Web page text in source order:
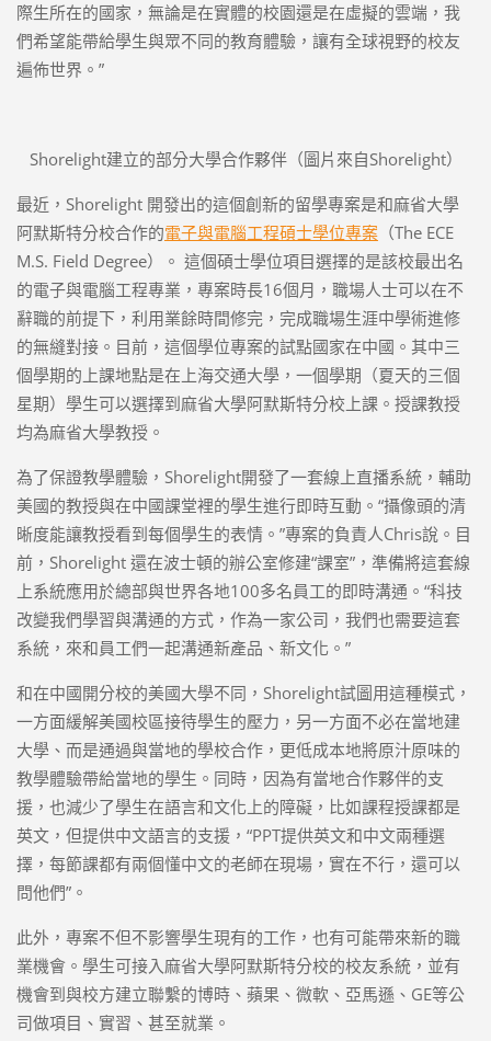
際生所在的國家，無論是在實體的校園還是在虛擬的雲端，我
們希望能帶給學生與眾不同的教育體驗，讓有全球視野的校友
遍佈世界。”
Shorelight建立的部分大學合作夥伴（圖片來自Shorelight）
最近，Shorelight 開發出的這個創新的留學專案是和麻省大學
阿默斯特分校合作的電子與電腦工程碩士學位專案（The ECE
M.S. Field Degree）。 這個碩士學位項目選擇的是該校最出名
的電子與電腦工程專業，專案時長16個月，職場人士可以在不
辭職的前提下，利用業餘時間修完，完成職場生涯中學術進修
的無縫對接。目前，這個學位專案的試點國家在中國。其中三
個學期的上課地點是在上海交通大學，一個學期（夏天的三個
星期）學生可以選擇到麻省大學阿默斯特分校上課。授課教授
均為麻省大學教授。
為了保證教學體驗，Shorelight開發了一套線上直播系統，輔助
美國的教授與在中國課堂裡的學生進行即時互動。“攝像頭的清
晰度能讓教授看到每個學生的表情。”專案的負責人Chris說。目
前，Shorelight 還在波士頓的辦公室修建“課室”，準備將這套線
上系統應用於總部與世界各地100多名員工的即時溝通。“科技
改變我們學習與溝通的方式，作為一家公司，我們也需要這套
系統，來和員工們一起溝通新產品、新文化。”
和在中國開分校的美國大學不同，Shorelight試圖用這種模式，
一方面緩解美國校區接待學生的壓力，另一方面不必在當地建
大學、而是通過與當地的學校合作，更低成本地將原汁原味的
教學體驗帶給當地的學生。同時，因為有當地合作夥伴的支
援，也減少了學生在語言和文化上的障礙，比如課程授課都是
英文，但提供中文語言的支援，“PPT提供英文和中文兩種選
擇，每節課都有兩個懂中文的老師在現場，實在不行，還可以
問他們”。
此外，專案不但不影響學生現有的工作，也有可能帶來新的職
業機會。學生可接入麻省大學阿默斯特分校的校友系統，並有
機會到與校方建立聯繫的博時、蘋果、微軟、亞馬遜、GE等公
司做項目、實習、甚至就業。